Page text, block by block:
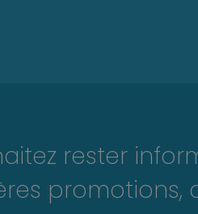
rester
promotions,